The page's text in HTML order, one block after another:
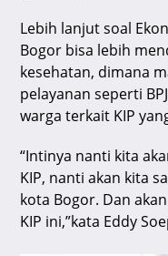
Lebih lanjut soal
Bogor bisa lebih
kesehatan, dimana
pelayanan seperti
warga terkait KIP
“Intinya nanti kita
KIP, nanti akan kita
kota Bogor. Dan
KIP ini,”kata Eddy